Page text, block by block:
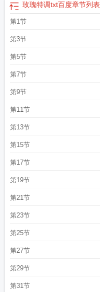
玫瑰特调txt百度章节列表
第1节
第3节
第5节
第7节
第9节
第11节
第13节
第15节
第17节
第19节
第21节
第23节
第25节
第27节
第29节
第31节